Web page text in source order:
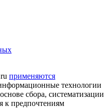
применяются
технологии
сбора, систематизации
к предпочтениям